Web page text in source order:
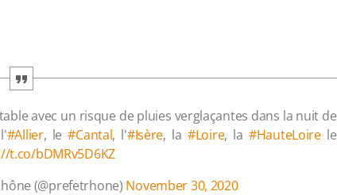
avec un risque de pluies verglaçantes dans la nuit de
#Allier, le#Cantal, l'#Isère, la #Loire, la #HauteLoirele
t.co/bDMRv5D6KZ
(@prefetrhone) November 30, 2020